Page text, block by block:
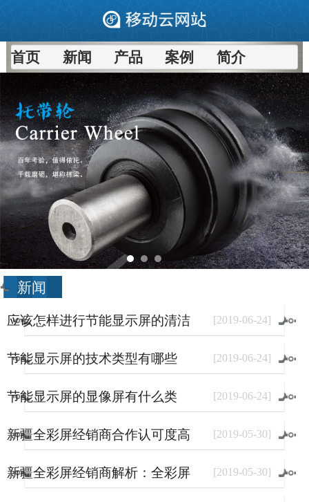
首页 新闻 产品 案例 简介
新闻
应该怎样进行节能显示屏的清洁
和保养
[2019-06-24]
节能显示屏的技术类型有哪些 [2019-06-24]
节能显示屏的显像屏有什么类
型？
[2019-06-24]
新疆全彩屏经销商合作认可度高
的原因
[2019-05-30]
新疆全彩屏经销商解析：全彩屏
使用量大幅上涨的原因
[2019-05-30]